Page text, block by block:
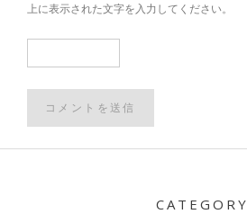
上に表示された文字を入力してください。
CATEGORY